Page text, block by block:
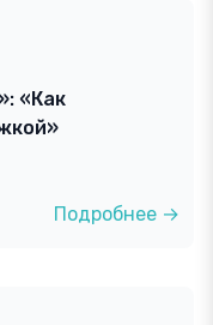
«Как
Подробнее →